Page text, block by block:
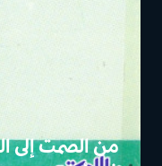
من الصمت إلى